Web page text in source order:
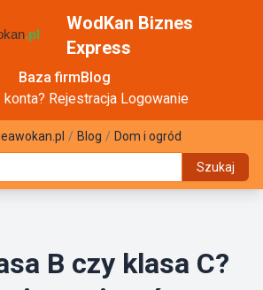
WodKan Biznes
Express
Baza firmBlog
Rejestracja Logowanie
/ Blog / Dom i ogród
Szukaj
B czy klasa C?